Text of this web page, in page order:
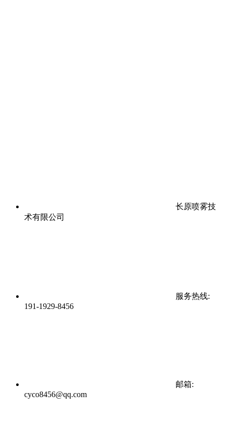
长原喷雾技
术有限公司
服务热线:
191-1929-8456
邮箱:
cyco8456@qq.com